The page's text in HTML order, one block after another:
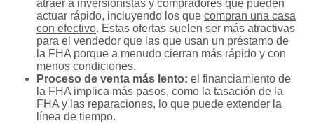
atraer a inversionistas y compradores que pueden
actuar rápido, incluyendo los que compran una casa
con efectivo. Estas ofertas suelen ser más atractivas
para el vendedor que las que usan un préstamo de
la FHA porque a menudo cierran más rápido y con
menos condiciones.
Proceso de venta más lento: el financiamiento de
la FHA implica más pasos, como la tasación de la
FHA y las reparaciones, lo que puede extender la
línea de tiempo.